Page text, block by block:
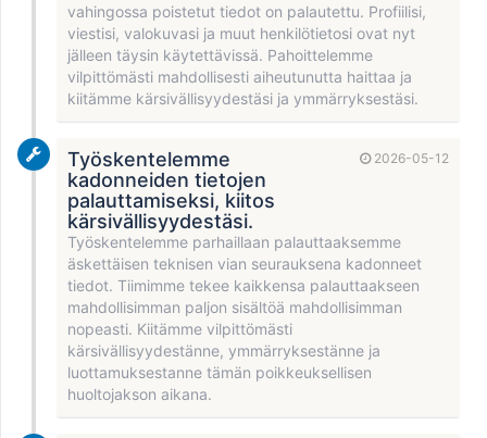
vahingossa poistetut tiedot on palautettu. Profiilisi,
viestisi, valokuvasi ja muut henkilötietosi ovat nyt
jälleen täysin käytettävissä. Pahoittelemme
vilpittömästi mahdollisesti aiheutunutta haittaa ja
kiitämme kärsivällisyydestäsi ja ymmärryksestäsi.
2026-05-12
Työskentelemme
kadonneiden tietojen
palauttamiseksi, kiitos
kärsivällisyydestäsi.
Työskentelemme parhaillaan palauttaaksemme
äskettäisen teknisen vian seurauksena kadonneet
tiedot. Tiimimme tekee kaikkensa palauttaakseen
mahdollisimman paljon sisältöä mahdollisimman
nopeasti. Kiitämme vilpittömästi
kärsivällisyydestänne, ymmärryksestänne ja
luottamuksestanne tämän poikkeuksellisen
huoltojakson aikana.